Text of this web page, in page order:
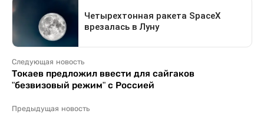
Следующая новость
Токаев предложил ввести для сайгаков
"безвизовый режим" с Россией
Предыдущая новость